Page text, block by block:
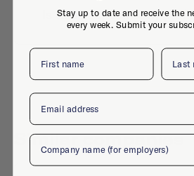
Is this your company
Similar companies
Stay up to date and receive the
every week. Submit your
First name Last
Email
Company